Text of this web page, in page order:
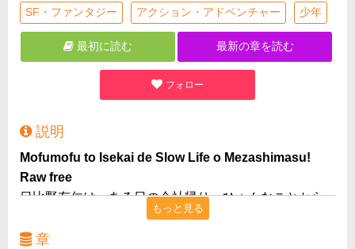
SF・ファンタジー アクション・アドベンチャー 少年
最初に読む 最新の章を読む
フォロー
説明
Mofumofu to Isekai de Slow Life o Mezashimasu!
Raw free
日比野有仁は、ある日の会社帰り、ひょんなことから
異世界の森に転移してしまった。エルフのオースト爺
に助けられた彼はアリトと名乗り、オースト爺の家に
もっと見る
章